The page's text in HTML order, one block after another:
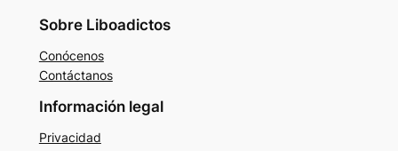
Sobre Liboadictos
Conócenos
Contáctanos
Información legal
Privacidad